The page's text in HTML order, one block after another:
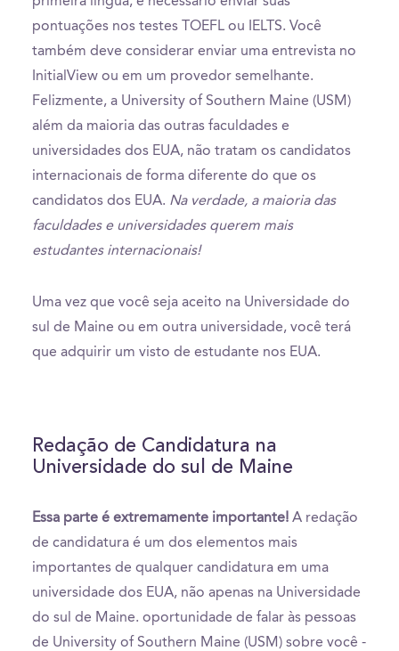
pontuações nos testes TOEFL ou IELTS. Você
também deve considerar enviar uma entrevista no
InitialView ou em um provedor semelhante.
Felizmente, a University of Southern Maine (USM)
além da maioria das outras faculdades e
universidades dos EUA, não tratam os candidatos
internacionais de forma diferente do que os
candidatos dos EUA. Na verdade, a maioria das
faculdades e universidades querem mais
estudantes internacionais!
Uma vez que você seja aceito na Universidade do
sul de Maine ou em outra universidade, você terá
que adquirir um visto de estudante nos EUA.
Redação de Candidatura na
Universidade do sul de Maine
Essa parte é extremamente importante! A redação
de candidatura é um dos elementos mais
importantes de qualquer candidatura em uma
universidade dos EUA, não apenas na Universidade
do sul de Maine. oportunidade de falar às pessoas
de University of Southern Maine (USM) sobre você -